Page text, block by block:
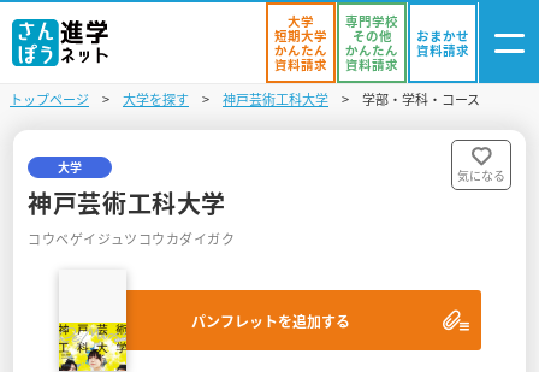
資料リスト
進学イベント
大学
短期大学
かんたん
資料請求
専門学校
その他
かんたん
資料請求
おまかせ
資料請求
トップページ 大学を探す 神戸芸術工科大学 学部・学科・コース
大学
神戸芸術工科大学
コウベゲイジュツコウカダイガク
パンフレットを追加する
気になる